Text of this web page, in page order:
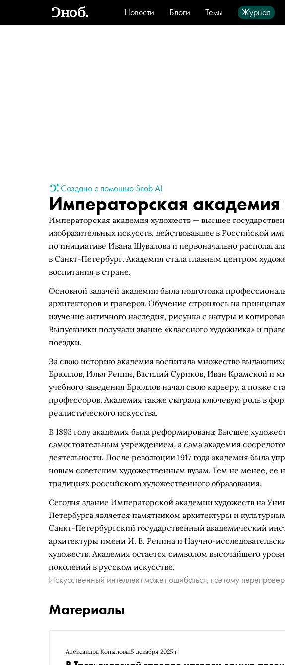
Новости Блоги Темы Журнал
Стиль
Видео Город
Создано с помощью Snob AI
Императорская академия
Императорская академия художеств — высшее
изобразительных искусств, действовавшее в Российской
по инициативе Ивана Шувалова и первоначально
в Санкт-Петербург. Академия стала главным центром
воспитания в стране.
Основной задачей академии была подготовка
архитекторов и граверов. Обучение строилось на
изучение античного наследия, рисунка с натуры и
Выпускники получали звание «классного художника» и
поездки.
За свою историю академия воспитала множество
Брюллов, Илья Репин, Василий Суриков, Иван Крамской и
учебного заведения Брюллов начал свою карьеру, а позже
профессоров. Академия также сыграла ключевую роль в
реалистического искусства.
В 1893 году академия была реформирована: Высшее
самостоятельным учреждением, а сама академия
деятельности. После революции 1917 года академия была
новым советским художественным вузам. Тем не менее, ее
традициях российского художественного образования.
Сегодня здание Императорской академии художеств на
Петербурга является памятником архитектуры и
Санкт-Петербургский государственный академический
архитектуры имени И. Е. Репина и Научно-
художеств. Академия остается символом высочайшего
поколений в русском искусстве.
Искусственный интеллект может ошибаться, поэтому
Материалы
Александра Копылова15 декабря 2025 г.